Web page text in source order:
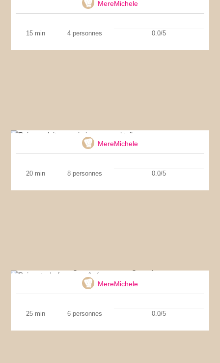
MereMichele
15 min 4 personnes 0.0/5
MereMichele
20 min 8 personnes 0.0/5
MereMichele
25 min 6 personnes 0.0/5